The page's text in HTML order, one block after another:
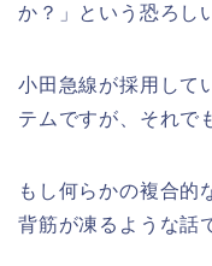
か？」という恐ろし
小田急線が採用して
テムですが、それで
もし何らかの複合的
背筋が凍るような話